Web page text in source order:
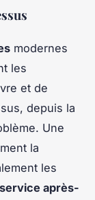
modernes
les
et de
depuis la
Une
la
les
service après-